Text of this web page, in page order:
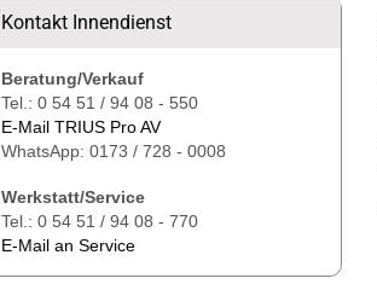
Kontakt Innendienst
Beratung/Verkauf
Tel.: 0 54 51 / 94 08 - 550
E-Mail TRIUS Pro AV
WhatsApp: 0173 / 728 - 0008
Werkstatt/Service
Tel.: 0 54 51 / 94 08 - 770
E-Mail an Service